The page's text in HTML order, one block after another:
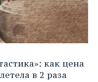
как цена
в 2 раза